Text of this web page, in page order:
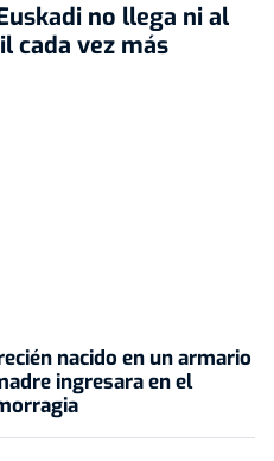
no llega ni al
cada vez más
nacido en un armario
ingresara en el